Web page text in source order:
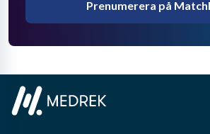
Prenumerera på